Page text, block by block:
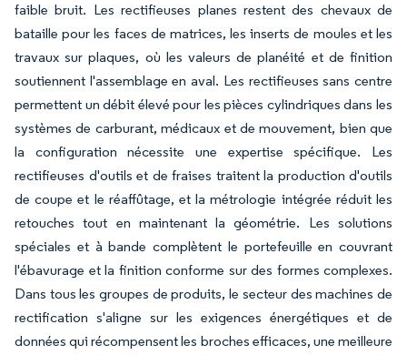
faible bruit. Les rectifieuses planes restent des chevaux de
bataille pour les faces de matrices, les inserts de moules et les
travaux sur plaques, où les valeurs de planéité et de finition
soutiennent l'assemblage en aval. Les rectifieuses sans centre
permettent un débit élevé pour les pièces cylindriques dans les
systèmes de carburant, médicaux et de mouvement, bien que
la configuration nécessite une expertise spécifique. Les
rectifieuses d'outils et de fraises traitent la production d'outils
de coupe et le réaffûtage, et la métrologie intégrée réduit les
retouches tout en maintenant la géométrie. Les solutions
spéciales et à bande complètent le portefeuille en couvrant
l'ébavurage et la finition conforme sur des formes complexes.
Dans tous les groupes de produits, le secteur des machines de
rectification s'aligne sur les exigences énergétiques et de
données qui récompensent les broches efficaces, une meilleure